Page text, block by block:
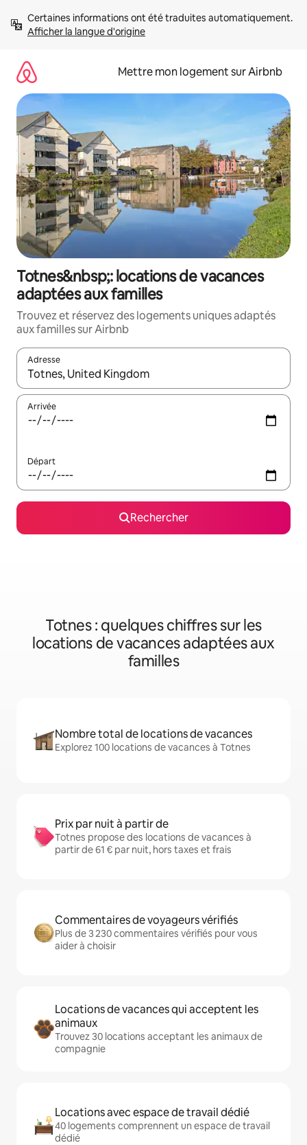
directement
Afficher la langue d'origine
Mettre mon logement sur Airbnb
Totnes&nbsp;: locations de vacances
adaptées aux familles
Trouvez et réservez des logements uniques adaptés
aux familles sur Airbnb
Adresse
Lorsque les résultats s'affichent, utilisez les flèches vers le
Arrivée
Départ
Rechercher
Totnes : quelques chiffres sur les
locations de vacances adaptées aux
familles
Nombre total de locations de vacances
Explorez 100 locations de vacances à Totnes
Prix par nuit à partir de
Totnes propose des locations de vacances à
partir de 61 € par nuit, hors taxes et frais
Commentaires de voyageurs vérifiés
Plus de 3 230 commentaires vérifiés pour vous
aider à choisir
Locations de vacances qui acceptent les
animaux
Trouvez 30 locations acceptant les animaux de
compagnie
Locations avec espace de travail dédié
40 logements comprennent un espace de travail
dédié